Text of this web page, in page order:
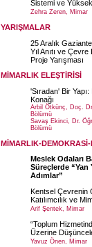
Sistemi ve
Zehra Zeren, Mimar
YARIŞMALAR
25 Aralık
Yıl Anıtı ve
Proje Yarışması
MİMARLIK ELEŞTİRİSİ
'Sıradan' Bir
Konağı
Arbil Ötkünç, Doç.
Bölümü
Savaş Ekinci, Dr.
Bölümü
MİMARLIK-
Meslek Odaları
Süreçlerde “Yan
Adımlar”
Kentsel Çevrenin
Katılımcılık ve
Arif Şentek, Mimar
“Toplum
Üzerine
Yavuz Önen, Mimar